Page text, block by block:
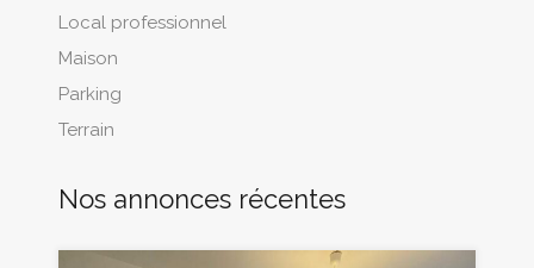
Local professionnel
Maison
Parking
Terrain
Nos annonces récentes